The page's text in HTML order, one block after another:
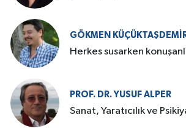
GÖKMEN
Herkes susarken
PROF. DR. YUSUF ALPER
Sanat, Yaratıcılık ve